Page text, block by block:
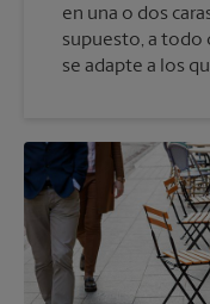
en una o dos
supuesto, a todo
se adapte a los